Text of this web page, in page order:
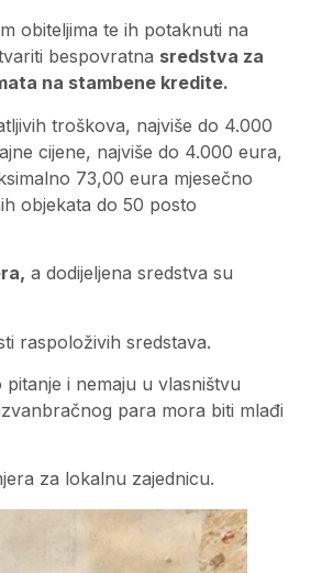
obiteljima te ih potaknuti na
bespovratna sredstva za
na stambene kredite.
troškova, najviše do 4.000
cijene, najviše do 4.000 eura,
73,00 eura mjesečno
objekata do 50 posto
a dodijeljena sredstva su
raspoloživih sredstava.
i nemaju u vlasništvu
para mora biti mlađi
za lokalnu zajednicu.